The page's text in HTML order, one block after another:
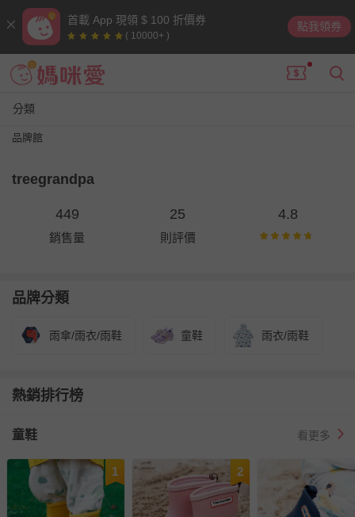
首載 App 現領 $ 100 折價券
( 10000+ )
點我領券
分類
品牌館
treegrandpa
449
銷售量
25
則評價
4.8
品牌分類
雨傘/雨衣/雨鞋 童鞋 雨衣/雨鞋
熱銷排行榜
童鞋 看更多
1 2